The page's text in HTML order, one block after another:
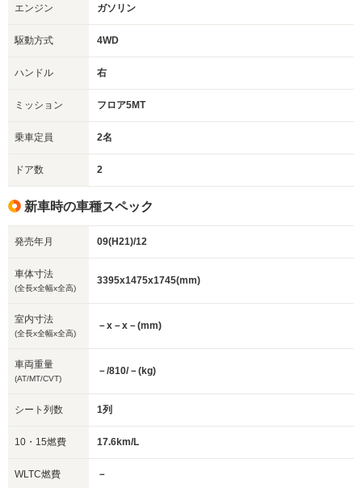
エンジン ガソリン
駆動方式 4WD
ハンドル 右
ミッション フロア5MT
乗車定員 2名
ドア数 2
新車時の車種スペック
発売年月 09(H21)/12
車体寸法
(全長x全幅x全高)
3395x1475x1745(mm)
室内寸法
(全長x全幅x全高)
－x－x－(mm)
車両重量
(AT/MT/CVT)
－/810/－(kg)
シート列数 1列
10・15燃費 17.6km/L
WLTC燃費 －